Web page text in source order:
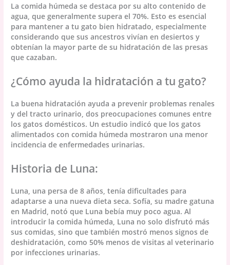
La comida húmeda se destaca por su alto contenido de
agua, que generalmente supera el 70%. Esto es esencial
para mantener a tu gato bien hidratado, especialmente
considerando que sus ancestros vivían en desiertos y
obtenían la mayor parte de su hidratación de las presas
que cazaban.
¿Cómo ayuda la hidratación a tu gato?
La buena hidratación ayuda a prevenir problemas renales
y del tracto urinario, dos preocupaciones comunes entre
los gatos domésticos. Un estudio indicó que los gatos
alimentados con comida húmeda mostraron una menor
incidencia de enfermedades urinarias.
Historia de Luna:
Luna, una persa de 8 años, tenía dificultades para
adaptarse a una nueva dieta seca. Sofía, su madre gatuna
en Madrid, notó que Luna bebía muy poco agua. Al
introducir la comida húmeda, Luna no solo disfrutó más
sus comidas, sino que también mostró menos signos de
deshidratación, como 50% menos de visitas al veterinario
por infecciones urinarias.